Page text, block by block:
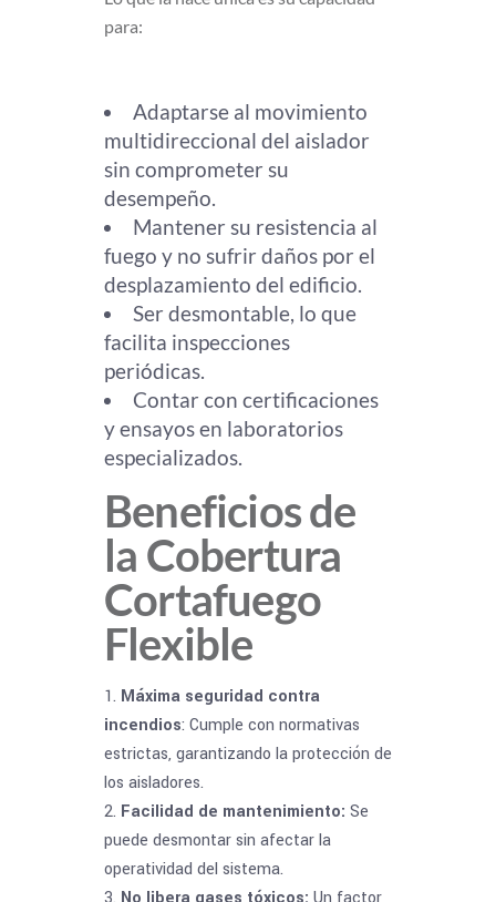
para:
Adaptarse al movimiento
multidireccional del aislador
sin comprometer su
desempeño.
Mantener su resistencia al
fuego y no sufrir daños por el
desplazamiento del edificio.
Ser desmontable, lo que
facilita inspecciones
periódicas.
Contar con certificaciones
y ensayos en laboratorios
especializados.
Beneficios de
la Cobertura
Cortafuego
Flexible
Máxima seguridad contra
incendios: Cumple con normativas
estrictas, garantizando la protección de
los aisladores.
Facilidad de mantenimiento: Se
puede desmontar sin afectar la
operatividad del sistema.